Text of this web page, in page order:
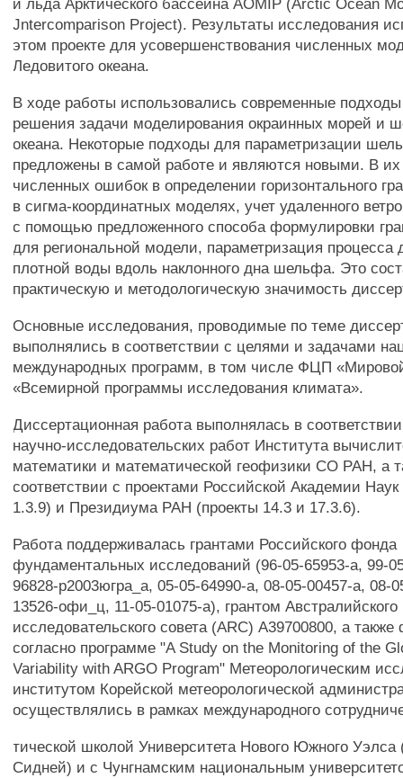
и льда Арктического бассейна AOMIP (Arctic Ocean
Jntercomparison Project). Результаты исследования
этом проекте для усовершенствования численных
Ледовитого океана.
В ходе работы использовались современные
решения задачи моделирования окраинных морей и
океана. Некоторые подходы для параметризации
предложены в самой работе и являются новыми. В их
численных ошибок в определении горизонтального
в сигма-координатных моделях, учет удаленного
с помощью предложенного способа формулировки
для региональной модели, параметризация процесса
плотной воды вдоль наклонного дна шельфа. Это
практическую и методологическую значимость
Основные исследования, проводимые по теме
выполнялись в соответствии с целями и задачами
международных программ, в том числе ФЦП
«Всемирной программы исследования климата».
Диссертационная работа выполнялась в
научно-исследовательских работ Института
математики и математической геофизики СО РАН, а
соответствии с проектами Российской Академии
1.3.9) и Президиума РАН (проекты 14.3 и 17.3.6).
Работа поддерживалась грантами Российского фонда
фундаментальных исследований (96-05-65953-а, 99-
96828-р2003югра_а, 05-05-64990-а, 08-05-00457-а, 08-
13526-офи_ц, 11-05-01075-а), грантом Австралийского
исследовательского совета (ARC) А39700800, а
согласно программе "A Study on the Monitoring of the
Variability with ARGO Program" Метеорологическим
институтом Корейской метеорологической
осуществлялись в рамках международного
тической школой Университета Нового Южного Уэлса
Сидней) и с Чунгнамским национальным